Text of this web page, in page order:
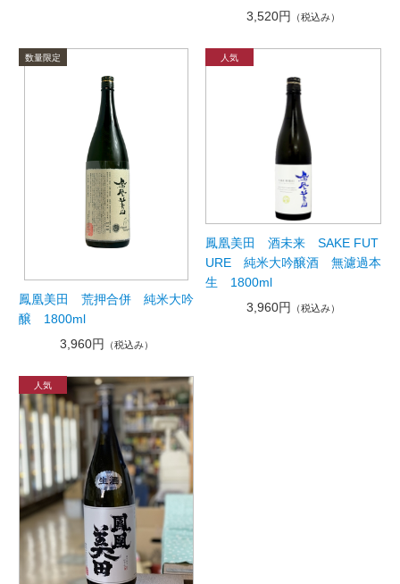
3,520円
（税込み）
鳳凰美田 荒押合併 純米大吟
醸 1800ml
3,960円
（税込み）
鳳凰美田 酒未来 SAKE FUT
URE 純米大吟醸酒 無濾過本
生 1800ml
3,960円
（税込み）